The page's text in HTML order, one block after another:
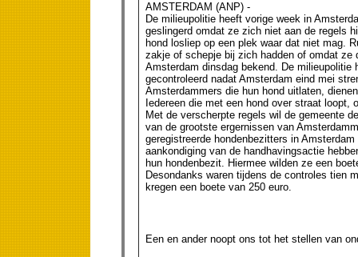
AMSTERDAM (ANP) -
De milieupolitie heeft vorige week in
geslingerd omdat ze zich niet aan de regels
hond losliep op een plek waar dat niet mag.
zakje of schepje bij zich hadden of omdat ze
Amsterdam dinsdag bekend. De milieupolitie
gecontroleerd nadat Amsterdam eind mei
Amsterdammers die hun hond uitlaten,
Iedereen die met een hond over straat
Met de verscherpte regels wil de gemeente
van de grootste ergernissen van
geregistreerde hondenbezitters in
aankondiging van de handhavingsactie
hun hondenbezit. Hiermee wilden ze een
Desondanks waren tijdens de controles tien
kregen een boete van 250 euro.
Een en ander noopt ons tot het stellen van